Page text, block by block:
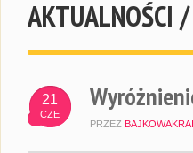
AKTUALNOŚCI /
21
CZE
PRZEZ